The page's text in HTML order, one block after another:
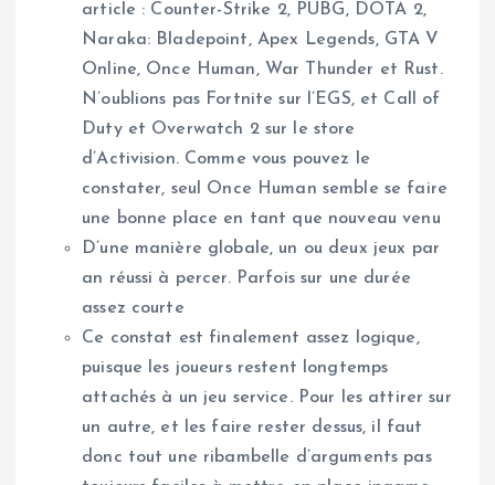
article : Counter-Strike 2, PUBG, DOTA 2,
Naraka: Bladepoint, Apex Legends, GTA V
Online, Once Human, War Thunder et Rust.
N’oublions pas Fortnite sur l’EGS, et Call of
Duty et Overwatch 2 sur le store
d’Activision. Comme vous pouvez le
constater, seul Once Human semble se faire
une bonne place en tant que nouveau venu
D’une manière globale, un ou deux jeux par
an réussi à percer. Parfois sur une durée
assez courte
Ce constat est finalement assez logique,
puisque les joueurs restent longtemps
attachés à un jeu service. Pour les attirer sur
un autre, et les faire rester dessus, il faut
donc tout une ribambelle d’arguments pas